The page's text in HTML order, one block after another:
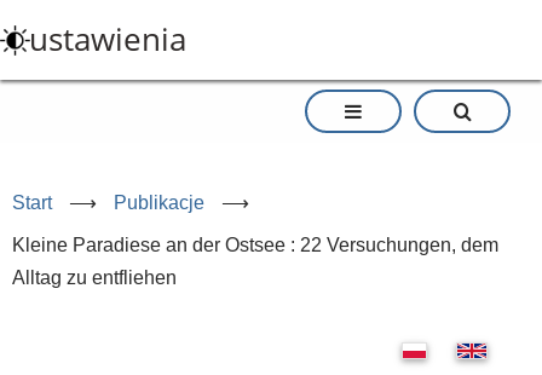
do
treści
ustawienia
Start ⟶ Publikacje ⟶
Kleine Paradiese an der Ostsee : 22 Versuchungen, dem
Alltag zu entfliehen